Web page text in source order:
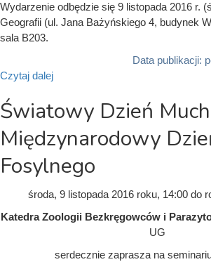
Wydarzenie odbędzie się 9 listopada 2016 r.
Geografii (ul. Jana Bażyńskiego 4, budynek
sala B203.
Data publikacji:
Czytaj dalej
Światowy Dzień
Międzynarodowy
Fosylnego
środa, 9 listopada 2016 roku, 14:00 do
Katedra Zoologii Bezkręgowców i
UG
serdecznie zaprasza na